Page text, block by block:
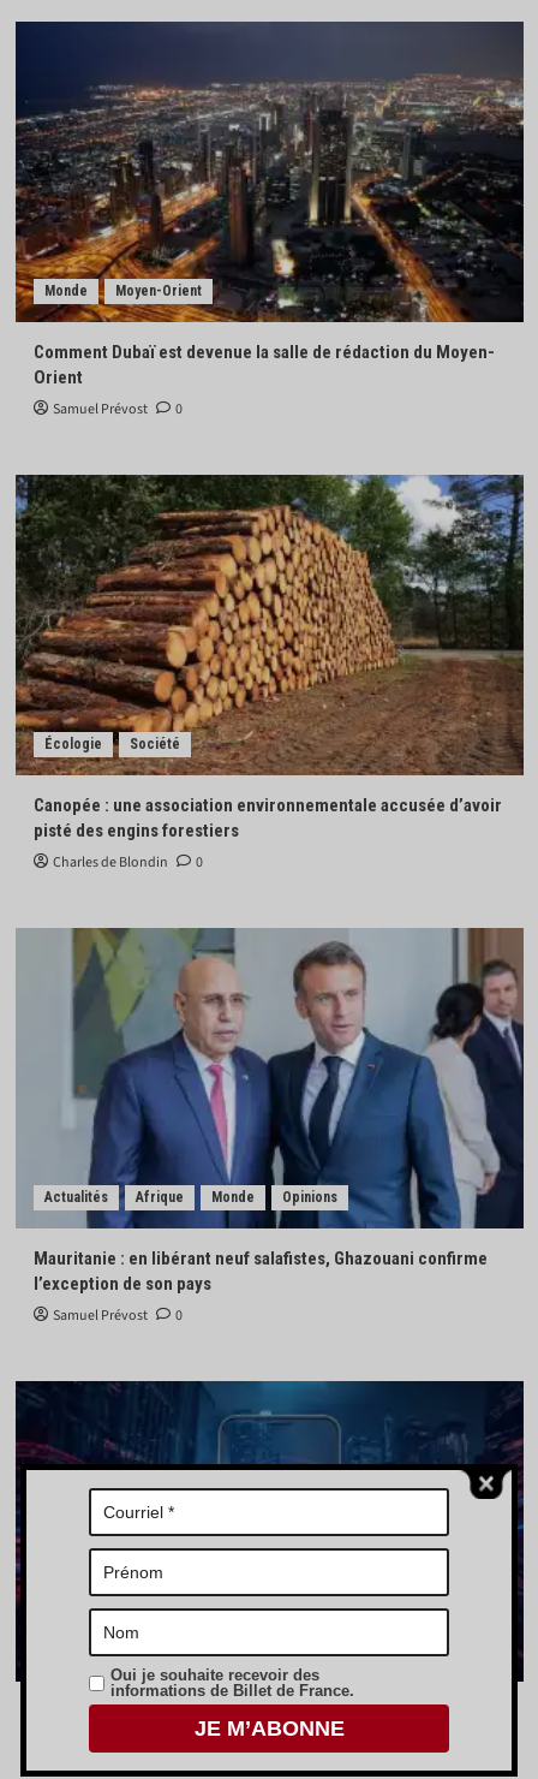
Monde Moyen-Orient
Comment Dubaï est devenue la salle de rédaction du Moyen-
Orient
Samuel Prévost 0
Écologie Société
Canopée : une association environnementale accusée d’avoir
pisté des engins forestiers
Charles de Blondin 0
Actualités Afrique Monde Opinions
Mauritanie : en libérant neuf salafistes, Ghazouani confirme
l’exception de son pays
Samuel Prévost 0
Actualités
L’euro numérique : bastion de la souveraineté monétaire
Aubry Springuel 0
Oui je souhaite recevoir des
informations de Billet de France.